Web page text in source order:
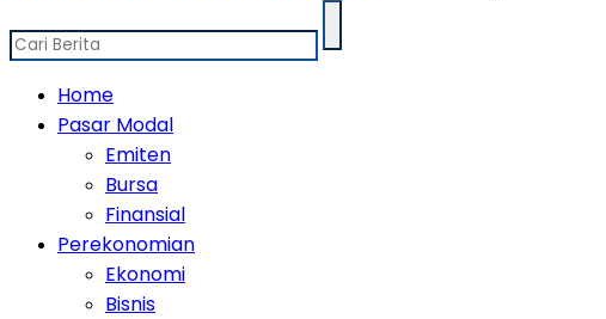
Home
Pasar Modal
Emiten
Bursa
Finansial
Perekonomian
Ekonomi
Bisnis